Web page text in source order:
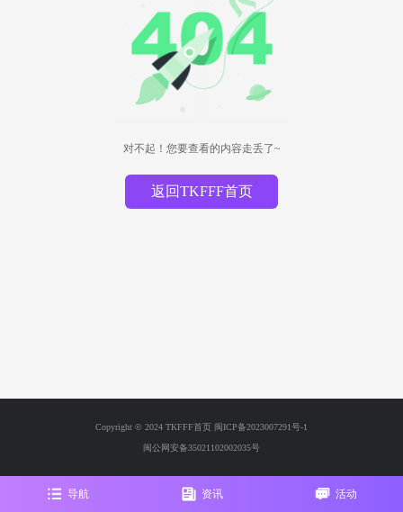
对不起！您要查看的内容走丢了~
返回TKFFF首页
Copyright © 2024 TKFFF首页 闽ICP备2023007291号-1
闽公网安备35021102002035号
导航 资讯 活动